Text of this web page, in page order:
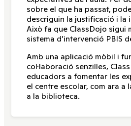
sobre el que ha passat,
descriguin la justificació i la
Això fa que ClassDojo sigui
sistema d’intervenció PBIS
Amb una aplicació mòbil i
col·laboració senzilles,
educadors a fomentar les
el centre escolar, com ara a
a la biblioteca.